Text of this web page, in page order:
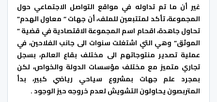
غير أن ما تم تداوله في مواقع التواصل الاجتماعي حول
المجموعة، تأكد لمتتبعين للملف، أن جهات ” معاول الهدم”
تحاول جاهدة، اقحام اسم المجموعة الاقتصادية في قضية ”
الموثق” وهي التي اشتغلت سنوات الى جانب الفلاحين، في
عملية تصدير منتوجاتهم الى مختلف بقاع العالم، بسجل
تجاري متميز مع مختلف مؤسسات الدولة والخواص، لكن
بمجرد علم جهات بمشروع سياحي رياضي كبير، بدأ
المتربصون يحاولون التشويش لعدم خروجه حيز الوجود .